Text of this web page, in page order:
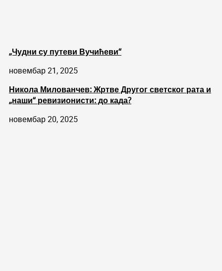
„Чудни су путеви Вучићеви“
новембар 21, 2025
Никола Милованчев: Жртве Другог светског рата и
„наши“ ревизионисти: до када?
новембар 20, 2025